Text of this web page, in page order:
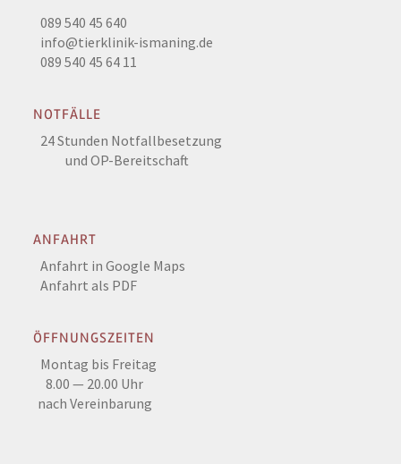
089 540 45 640
info@tierklinik-ismaning.de
089 540 45 64 11
NOTFÄLLE
24 Stunden Notfallbesetzung
und OP-Bereitschaft
ANFAHRT
Anfahrt in Google Maps
Anfahrt als PDF
ÖFFNUNGSZEITEN
Montag bis Freitag
8.00 — 20.00 Uhr
nach Vereinbarung